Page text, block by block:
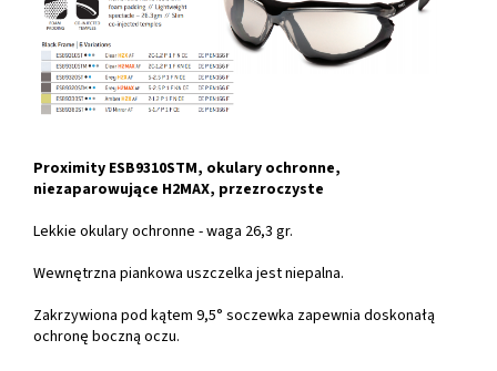
Proximity ESB9310STM, okulary ochronne,
niezaparowujące H2MAX, przezroczyste
Lekkie okulary ochronne - waga 26,3 gr.
Wewnętrzna piankowa uszczelka jest niepalna.
Zakrzywiona pod kątem 9,5° soczewka zapewnia doskonałą
ochronę boczną oczu.